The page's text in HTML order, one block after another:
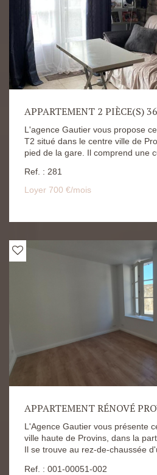
APPARTEMENT 2 PIÈCE(S)
L'agence Gautier vous propose cet
T2 situé dans le centre ville de
pied de la gare. Il comprend une
parking couvert. Le loyer est fixé à 640€ et charges de
60€ Dépôt de garantie à 640€
https://www.georisques.gouv.fr/
Ref. : 281
Loyer 700 €/mois
L'Agence Gautier vous présente
ville haute de Provins, dans la
Il se trouve au rez-de-chaussée
commune calme et agréable. Le logement se compose
Ref. : 001-00051-002